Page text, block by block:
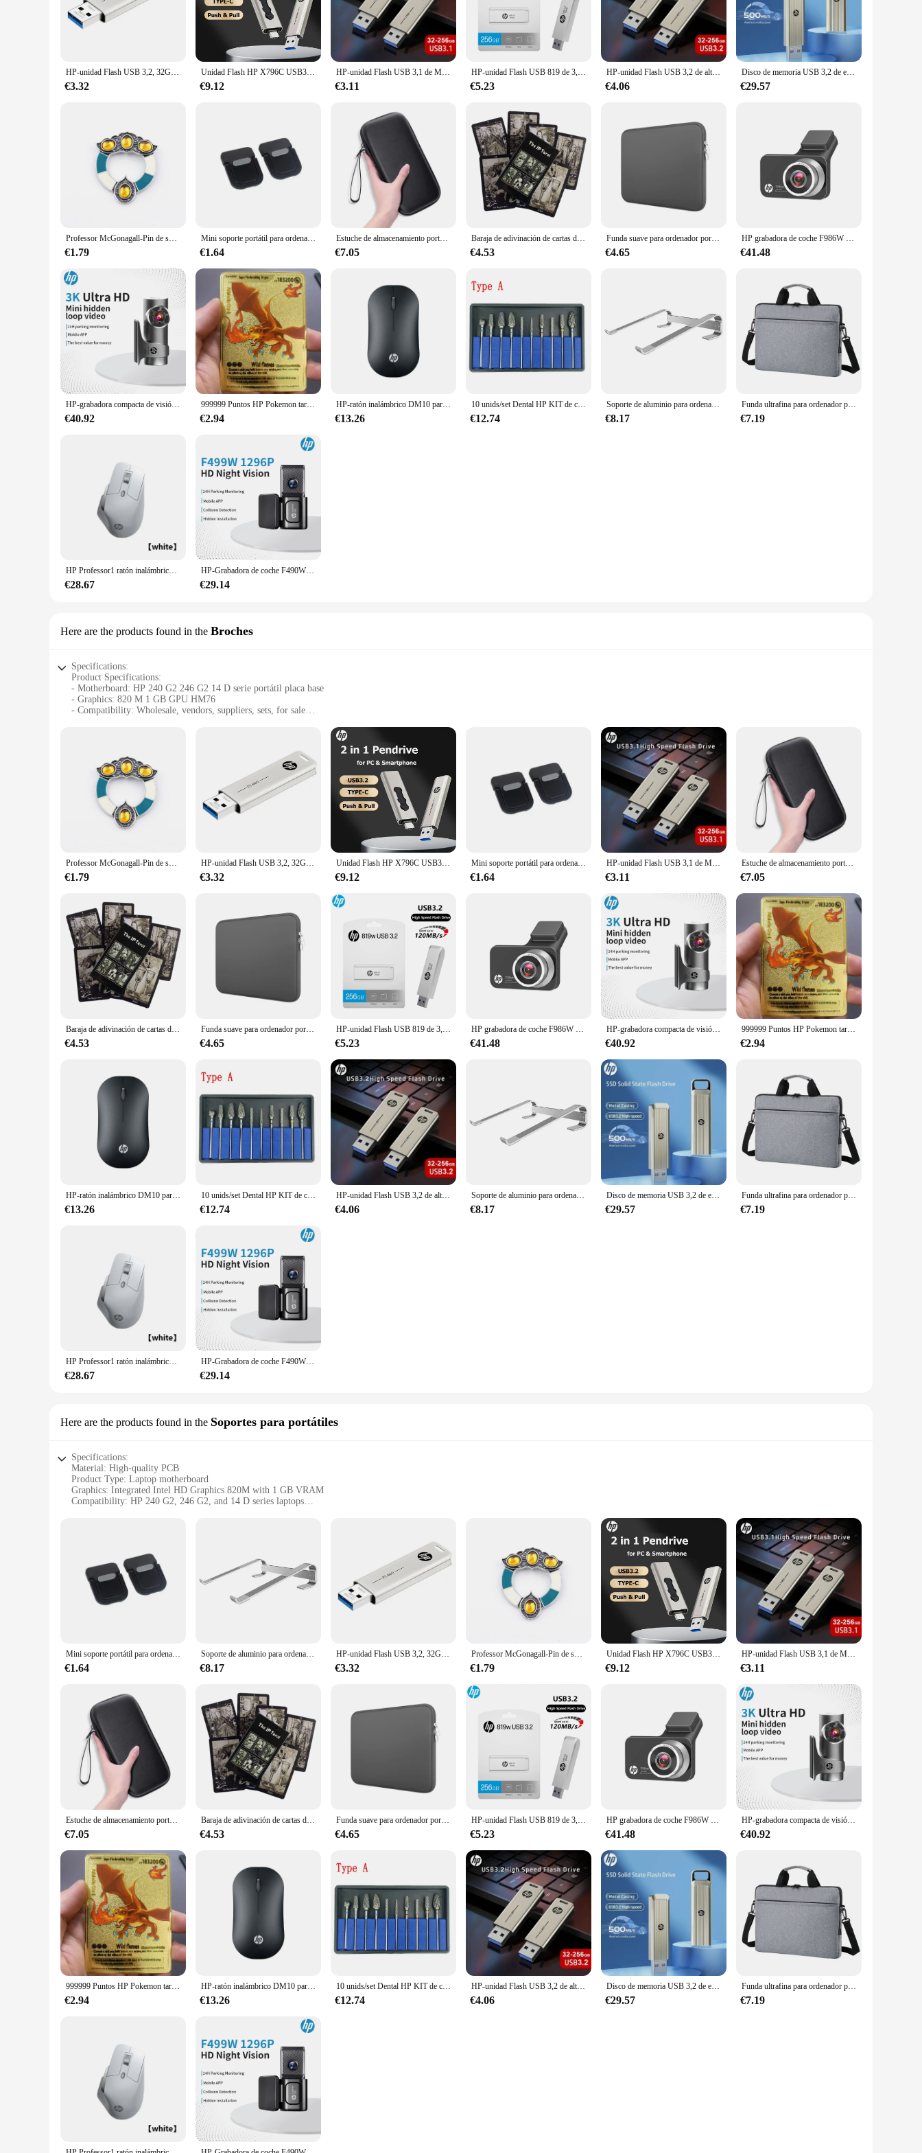
The HP 240 G2 246 G2 14 D serie portátil placa base con 820 M 1 GB GPU HM76 is a powerhouse of a laptop, designed to meet the demands of both work and play. With its Intel Core i5 processor
and 8GB DDR3 RAM, this laptop ensures smooth multitasking and efficient handling of resource-intensive applications. The integrated Intel HD Graphics 4400, coupled with a dedicated 1GB GPU,
provides a visual experience that is both crisp and responsive, making it ideal for gaming and multimedia consumption.
**Versatile Connectivity for Modern Users**
In an era where connectivity is key, the HP 240 G2 246 G2 14 D serie portátil placa base con 820 M 1 GB GPU HM76 does not disappoint. With multiple USB ports and an HDMI output, this laptop
allows for easy connection to a wide range of peripherals, from external storage devices to high-definition monitors. Whether you're presenting at work or streaming content at home, the HP 240 G2
246 G2 14 D serie portátil placa base con 820 M 1 GB GPU HM76 has got you covered.
The HP 240 G2 246 G2 14 D serie portátil placa base con 820 M 1 GB GPU HM76 is not just a laptop; it's a companion for the modern professional. Its sleek design and 14-inch HD display make it a
pleasure to carry around, while the robust HM76 chipset ensures durability and reliability. With its lightweight build and portability, this laptop is perfect for those who are always on the move,
whether it's for business trips or daily commutes. The HP 240 G2 246 G2 14 D serie portátil placa base con 820 M 1 GB GPU HM76 is a testament to the harmony between performance and
portability.
HP-unidad Flash USB 3,2, 32GB, 64GB, alta velocidad, almacenamiento externo, Pen Drive de Metal, personalidad creativa, música para coche
€3.32
Unidad Flash HP X796C USB3.2 tipo A tipo C, 256GB, 128GB, 64GB, memoria Dual de alta velocidad para teléfono inteligente y portátil
€9.12
HP-unidad Flash USB 3,1 de Metal, PenDrive de alta velocidad con personalidad creativa, regalo de música para coche, 32GB, 64GB, 128GB, 256GB
€3.11
HP-unidad Flash USB 819 de 3,2 w, 128GB, 64GB, alta velocidad, almacenamiento externo, Pen Drive de Metal, personalidad creativa, música para coche
€5.23
HP-unidad Flash USB 3,2 de alta velocidad, Pen Drive de Metal, con personalidad creativa, para música de coche, 32GB, 64GB, 128GB, 256GB
€4.06
Disco de memoria USB 3,2 de estado sólido de 1TB, 512GB de 256GB, Pendrive, dispositivo portátil
€29.57
Professor McGonagall-Pin de solapa para hombre y mujer, broches de insignia de Metal, Pin de película HP, accesorios de joyería, regalo
€1.79
Mini soporte portátil para ordenador portátil, soporte de teclado para Macbook, Huawei, Samsung, Xiaomi, Dell, ASUS, HP, Toshiba
€1.64
Estuche de almacenamiento portátil para calculadora gráfica HP Prime, estuche de transporte para calculadora gráfica, instrumentos de Texas
€7.05
Baraja de adivinación de cartas de Tarot HP, versión en inglés, edición de oráculo, juego de mesa para fiesta
€4.53
Funda suave para ordenador portátil, 11-15,6 pulgadas, accesorios para Xiaomi, HP, Dell, Lenovo, Macbook Air Pro
€4.65
HP grabadora de coche F986W dashcam cámara de coche HD visión nocturna monitoreo de estacionamiento coche WiFi coche DVR grabación de vídeo en bucle
€41.48
HP-grabadora compacta de visión nocturna para coche, dispositivo de grabación de vídeo DVR 3K 1600P F488W con WiFi, monitoreo de aparcamiento
€40.92
999999 Puntos HP Pokemon tarjeta de Metal Charizard Golden Metal Super tarjetas tarjeta en inglés Mewtwo Vmax Mega Anime juego colección regalos
€2.94
HP-ratón inalámbrico DM10 para oficina y negocios, periférico de modo Dual con Bluetooth, Micro sonido, portátil, Apple Notebook
€13.26
10 unids/set Dental HP KIT de cortador de carburo de tungsteno taladros de fresas dentales Material de acero de tungsteno 2,35mm
€12.74
Soporte de aluminio para ordenador portátil, soporte elevador para Macbook Air 13, iPad Pro, Dell, HP, Lenovo, Xiaomi, soporte para tableta y ordenador
€8.17
Funda ultrafina para ordenador portátil, bolso de hombro para Lenovo, HP, Dell, Asus, Samsung, 13,3, 14 y 15,6 pulgadas
€7.19
HP Professor1 ratón inalámbrico Bluetooth, conexión de tres modos, tono de luz, Sensor insignia, siete velocidades, DPI ajustable, tipo C
€28.67
HP-Grabadora de coche F490W 1296P HD, cámara de coche, visión nocturna, monitoreo de estacionamiento, WiFi, DVR, grabación de vídeo en bucle
€29.14
Here are the products found in the Broches
Specifications:
Product Specifications:
- Motherboard: HP 240 G2 246 G2 14 D serie portátil placa base
- Graphics: 820 M 1 GB GPU HM76
- Compatibility: Wholesale, vendors, suppliers, sets, for sale
Features:
**Optimized Performance for Everyday Computing**
The HP 240 G2 246 G2 14 D serie portátil placa base is a reliable and powerful component for your laptop. Equipped with an 820 M 1 GB GPU HM76, this motherboard ensures smooth and efficient
performance for all your computing needs. Whether you're browsing the web, watching videos, or working on documents, this motherboard delivers the performance you need without lag or stutter.
Its compatibility with a wide range of vendors and suppliers makes it a versatile choice for both personal and professional use.
**Durable and Lightweight Design**
The design of the HP 240 G2 246 G2 14 D serie portátil placa base is not only sleek but also durable. The lightweight construction ensures that your laptop remains portable, making it ideal for on-
the-go professionals and students. The motherboard's robust build quality ensures that it can withstand the rigors of daily use, providing a reliable foundation for your laptop's operation.
**Ease of Connectivity**
printer, or transfer files via USB, the HP 240 G2 246 G2 14 D serie portátil placa base has got you covered. Its compatibility with a variety of wholesale vendors and suppliers ensures that you can
find the right parts and accessories to meet your specific needs.
Professor McGonagall-Pin de solapa para hombre y mujer, broches de insignia de Metal, Pin de película HP, accesorios de joyería, regalo
€1.79
HP-unidad Flash USB 3,2, 32GB, 64GB, alta velocidad, almacenamiento externo, Pen Drive de Metal, personalidad creativa, música para coche
€3.32
Unidad Flash HP X796C USB3.2 tipo A tipo C, 256GB, 128GB, 64GB, memoria Dual de alta velocidad para teléfono inteligente y portátil
€9.12
Mini soporte portátil para ordenador portátil, soporte de teclado para Macbook, Huawei, Samsung, Xiaomi, Dell, ASUS, HP, Toshiba
€1.64
HP-unidad Flash USB 3,1 de Metal, PenDrive de alta velocidad con personalidad creativa, regalo de música para coche, 32GB, 64GB, 128GB, 256GB
€3.11
Estuche de almacenamiento portátil para calculadora gráfica HP Prime, estuche de transporte para calculadora gráfica, instrumentos de Texas
€7.05
Baraja de adivinación de cartas de Tarot HP, versión en inglés, edición de oráculo, juego de mesa para fiesta
€4.53
Funda suave para ordenador portátil, 11-15,6 pulgadas, accesorios para Xiaomi, HP, Dell, Lenovo, Macbook Air Pro
€4.65
HP-unidad Flash USB 819 de 3,2 w, 128GB, 64GB, alta velocidad, almacenamiento externo, Pen Drive de Metal, personalidad creativa, música para coche
€5.23
HP grabadora de coche F986W dashcam cámara de coche HD visión nocturna monitoreo de estacionamiento coche WiFi coche DVR grabación de vídeo en bucle
€41.48
HP-grabadora compacta de visión nocturna para coche, dispositivo de grabación de vídeo DVR 3K 1600P F488W con WiFi, monitoreo de aparcamiento
€40.92
999999 Puntos HP Pokemon tarjeta de Metal Charizard Golden Metal Super tarjetas tarjeta en inglés Mewtwo Vmax Mega Anime juego colección regalos
€2.94
HP-ratón inalámbrico DM10 para oficina y negocios, periférico de modo Dual con Bluetooth, Micro sonido, portátil, Apple Notebook
€13.26
10 unids/set Dental HP KIT de cortador de carburo de tungsteno taladros de fresas dentales Material de acero de tungsteno 2,35mm
€12.74
HP-unidad Flash USB 3,2 de alta velocidad, Pen Drive de Metal, con personalidad creativa, para música de coche, 32GB, 64GB, 128GB, 256GB
€4.06
Soporte de aluminio para ordenador portátil, soporte elevador para Macbook Air 13, iPad Pro, Dell, HP, Lenovo, Xiaomi, soporte para tableta y ordenador
€8.17
Disco de memoria USB 3,2 de estado sólido de 1TB, 512GB de 256GB, Pendrive, dispositivo portátil
€29.57
Funda ultrafina para ordenador portátil, bolso de hombro para Lenovo, HP, Dell, Asus, Samsung, 13,3, 14 y 15,6 pulgadas
€7.19
HP Professor1 ratón inalámbrico Bluetooth, conexión de tres modos, tono de luz, Sensor insignia, siete velocidades, DPI ajustable, tipo C
€28.67
HP-Grabadora de coche F490W 1296P HD, cámara de coche, visión nocturna, monitoreo de estacionamiento, WiFi, DVR, grabación de vídeo en bucle
€29.14
Here are the products found in the Soportes para portátiles
Specifications:
Material: High-quality PCB
Product Type: Laptop motherboard
Graphics: Integrated Intel HD Graphics 820M with 1 GB VRAM
Compatibility: HP 240 G2, 246 G2, and 14 D series laptops
|Wholesale|Vendors|
**Reliable Performance and Compatibility**
The HP 240 G2 246 G2 14 D serie portátil placa base con 820 M 1 GB GPU HM76 is a robust and reliable motherboard designed specifically for HP laptops. It is an essential component that provides
the foundation for your laptop's computing capabilities. With its Intel HD Graphics 820M and 1 GB VRAM, the motherboard ensures smooth and efficient visuals for tasks such as browsing the
internet, watching videos, and running basic applications. The HM76 chipset ensures compatibility with a wide range of peripherals, making it a versatile choice for both personal and professional use.
Crafted from high-quality PCB material, this motherboard is built to last. It's designed to withstand the rigors of daily use, ensuring your laptop remains operational for longer periods. The
motherboard's design is tailored to fit seamlessly into the HP 240 G2, 246 G2, and 14 D series laptops, making it an ideal replacement or upgrade option. The installation process is straightforward,
allowing users to quickly and easily replace their existing motherboard without the need for professional assistance.
Whether you're a student, a professional, or a casual user, this motherboard is optimized for a variety of scenarios. It's perfect for everyday computing tasks, from browsing the internet to running
basic productivity software. The motherboard's compatibility with a wide range of peripherals ensures that you can connect to various devices, from printers to external storage, without any hassle.
With its standard manufacturer's warranty, you can enjoy peace of mind knowing that your investment is protected.
Mini soporte portátil para ordenador portátil, soporte de teclado para Macbook, Huawei, Samsung, Xiaomi, Dell, ASUS, HP, Toshiba
€1.64
Soporte de aluminio para ordenador portátil, soporte elevador para Macbook Air 13, iPad Pro, Dell, HP, Lenovo, Xiaomi, soporte para tableta y ordenador
€8.17
HP-unidad Flash USB 3,2, 32GB, 64GB, alta velocidad, almacenamiento externo, Pen Drive de Metal, personalidad creativa, música para coche
€3.32
Professor McGonagall-Pin de solapa para hombre y mujer, broches de insignia de Metal, Pin de película HP, accesorios de joyería, regalo
€1.79
Unidad Flash HP X796C USB3.2 tipo A tipo C, 256GB, 128GB, 64GB, memoria Dual de alta velocidad para teléfono inteligente y portátil
€9.12
HP-unidad Flash USB 3,1 de Metal, PenDrive de alta velocidad con personalidad creativa, regalo de música para coche, 32GB, 64GB, 128GB, 256GB
€3.11
Estuche de almacenamiento portátil para calculadora gráfica HP Prime, estuche de transporte para calculadora gráfica, instrumentos de Texas
€7.05
Baraja de adivinación de cartas de Tarot HP, versión en inglés, edición de oráculo, juego de mesa para fiesta
€4.53
Funda suave para ordenador portátil, 11-15,6 pulgadas, accesorios para Xiaomi, HP, Dell, Lenovo, Macbook Air Pro
€4.65
HP-unidad Flash USB 819 de 3,2 w, 128GB, 64GB, alta velocidad, almacenamiento externo, Pen Drive de Metal, personalidad creativa, música para coche
€5.23
HP grabadora de coche F986W dashcam cámara de coche HD visión nocturna monitoreo de estacionamiento coche WiFi coche DVR grabación de vídeo en bucle
€41.48
HP-grabadora compacta de visión nocturna para coche, dispositivo de grabación de vídeo DVR 3K 1600P F488W con WiFi, monitoreo de aparcamiento
€40.92
999999 Puntos HP Pokemon tarjeta de Metal Charizard Golden Metal Super tarjetas tarjeta en inglés Mewtwo Vmax Mega Anime juego colección regalos
€2.94
HP-ratón inalámbrico DM10 para oficina y negocios, periférico de modo Dual con Bluetooth, Micro sonido, portátil, Apple Notebook
€13.26
10 unids/set Dental HP KIT de cortador de carburo de tungsteno taladros de fresas dentales Material de acero de tungsteno 2,35mm
€12.74
HP-unidad Flash USB 3,2 de alta velocidad, Pen Drive de Metal, con personalidad creativa, para música de coche, 32GB, 64GB, 128GB, 256GB
€4.06
Disco de memoria USB 3,2 de estado sólido de 1TB, 512GB de 256GB, Pendrive, dispositivo portátil
€29.57
Funda ultrafina para ordenador portátil, bolso de hombro para Lenovo, HP, Dell, Asus, Samsung, 13,3, 14 y 15,6 pulgadas
€7.19